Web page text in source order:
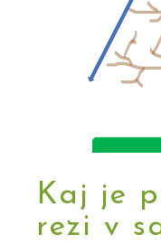
Kaj je
rezi v